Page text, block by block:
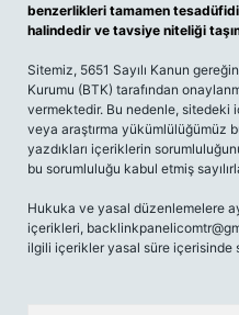
benzerlikleri tamamen
halindedir ve tavsiye niteliği
Sitemiz, 5651 Sayılı Kanun
Kurumu (BTK) tarafından
vermektedir. Bu nedenle,
veya araştırma yükümlülüğümüz
yazdıkları içeriklerin
bu sorumluluğu kabul etmiş
Hukuka ve yasal düzenlemelere
içerikleri,
ilgili içerikler yasal süre içerisinde